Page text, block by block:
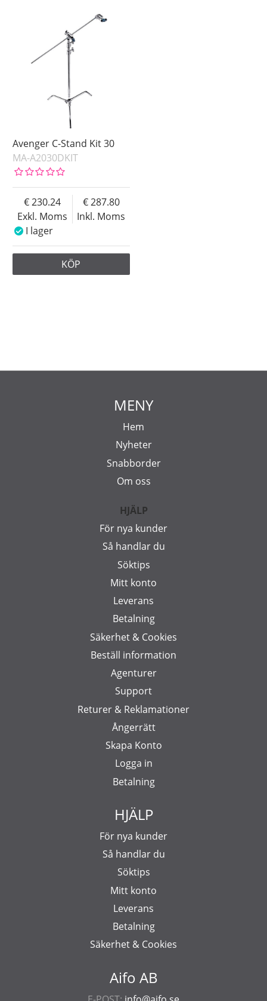
Avenger C-Stand Kit 30
MA-A2030DKIT
Exkl. Moms
230.24
Inkl. Moms
287.80
I lager
KÖP
Aifo AB
MENY
Hem
Nyheter
Snabborder
Om oss
HJÄLP
För nya kunder
Så handlar du
Söktips
Mitt konto
Leverans
Betalning
Säkerhet & Cookies
Beställ information
Agenturer
Support
Returer & Reklamationer
Ångerrätt
Skapa Konto
Logga in
Betalning
HJÄLP
För nya kunder
Så handlar du
Söktips
Mitt konto
Leverans
Betalning
Säkerhet & Cookies